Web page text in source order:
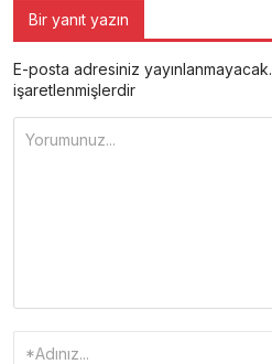
Bir yanıt yazın
E-posta adresiniz yayınlanmayacak.
işaretlenmişlerdir